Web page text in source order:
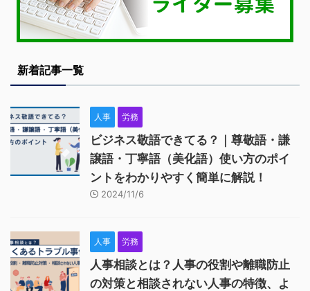
新着記事一覧
人事 労務
ビジネス敬語できてる？｜尊敬語・謙
譲語・丁寧語（美化語）使い方のポイ
ントをわかりやすく簡単に解説！
2024/11/6
人事 労務
人事相談とは？人事の役割や離職防止
の対策と相談されない人事の特徴、よ